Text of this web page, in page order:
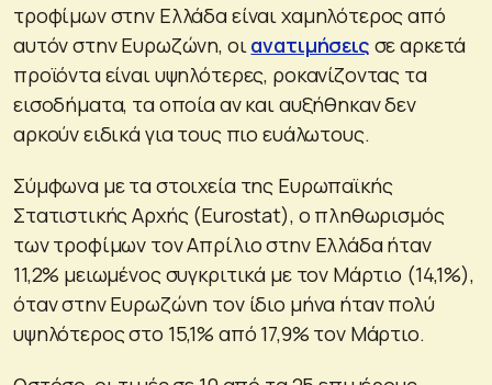
τροφίμων στην Ελλάδα είναι χαμηλότερος από
αυτόν στην Ευρωζώνη, οιανατιμήσεις σε αρκετά
προϊόντα είναι υψηλότερες, ροκανίζοντας τα
εισοδήματα, τα οποία αν και αυξήθηκαν δεν
αρκούν ειδικά για τους πιο ευάλωτους.
Σύμφωνα με τα στοιχεία της Ευρωπαϊκής
Στατιστικής Αρχής (Eurostat), ο πληθωρισμός
των τροφίμων τον Απρίλιο στην Ελλάδα ήταν
11,2% μειωμένος συγκριτικά με τον Μάρτιο (14,1%),
όταν στην Ευρωζώνη τον ίδιο μήνα ήταν πολύ
υψηλότερος στο 15,1% από 17,9% τον Μάρτιο.